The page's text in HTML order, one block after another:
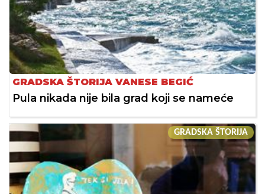
GRADSKA ŠTORIJA VANESE BEGIĆ
Pula nikada nije bila grad koji se nameće
GRADSKA ŠTORIJA